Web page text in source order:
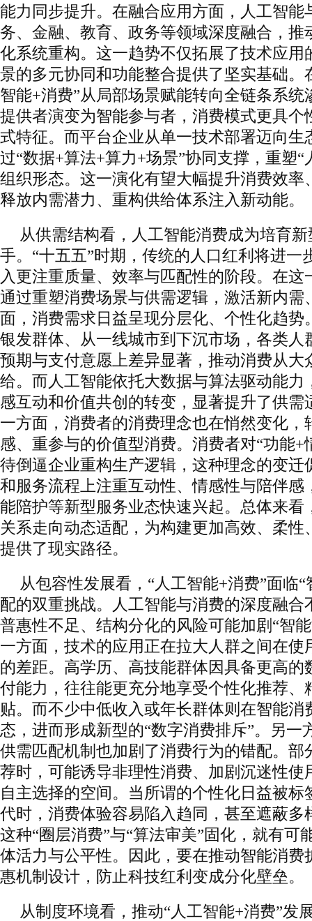
能力同步提升。在融合应用方面，人工智能
务、金融、教育、政务等领域深度融合，推
化系统重构。这一趋势不仅拓展了技术应用
景的多元协同和功能整合提供了坚实基础。
智能+消费”从局部场景赋能转向全链条系统
提供者演变为智能参与者，消费模式更具个
式特征。而平台企业从单一技术部署迈向生
过“数据+算法+算力+场景”协同支撑，重塑“
组织形态。这一演化有望大幅提升消费效率
释放内需潜力、重构供给体系注入新动能。
从供需结构看，人工智能消费成为培育
手。“十五五”时期，传统的人口红利将进一
入更注重质量、效率与匹配性的阶段。在这
通过重塑消费场景与供需逻辑，激活新内需
面，消费需求日益呈现分层化、个性化趋势
银发群体、从一线城市到下沉市场，各类人
预期与支付意愿上差异显著，推动消费从大
给。而人工智能依托大数据与算法驱动能力
感互动和价值共创的转变，显著提升了供需
一方面，消费者的消费理念也在悄然变化，
感、重参与的价值型消费。消费者对“功能+
待倒逼企业重构生产逻辑，这种理念的变迁
和服务流程上注重互动性、情感性与陪伴感
能陪护等新型服务业态快速兴起。总体来看
关系走向动态适配，为构建更加高效、柔性
提供了现实路径。
从包容性发展看，“人工智能+消费”面临
配的双重挑战。人工智能与消费的深度融合
普惠性不足、结构分化的风险可能加剧“智
一方面，技术的应用正在拉大人群之间在使
的差距。高学历、高技能群体因具备更高的
付能力，往往能更充分地享受个性化推荐、
贴。而不少中低收入或年长群体则在智能消
态，进而形成新型的“数字消费排斥”。另一
供需匹配机制也加剧了消费行为的错配。部
荐时，可能诱导非理性消费、加剧沉迷性使
自主选择的空间。当所谓的个性化日益被标
代时，消费体验容易陷入趋同，甚至遮蔽多
这种“圈层消费”与“算法审美”固化，就有可
体活力与公平性。因此，要在推动智能消费
惠机制设计，防止科技红利变成分化壁垒。
从制度环境看，推动“人工智能+消费”发